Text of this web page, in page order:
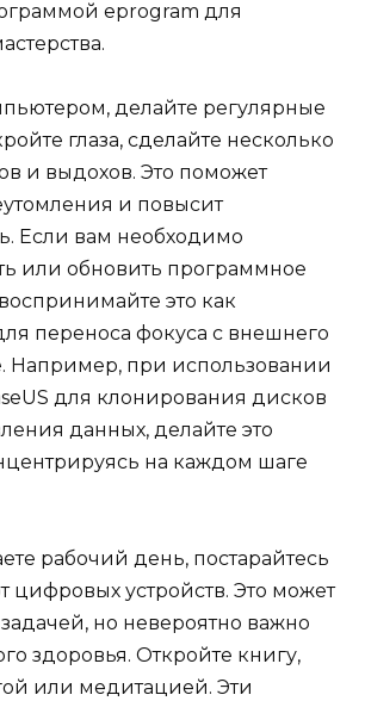
eprogram для
делайте регулярные
глаза, сделайте несколько
и выдохов. Это поможет
и повысит
Если вам необходимо
или обновить программное
это как
переноса фокуса с внешнего
Например, при использовании
для клонирования дисков
данных, делайте это
на каждом шаге
рабочий день, постарайтесь
цифровых устройств. Это может
но невероятно важно
здоровья. Откройте книгу,
или медитацией. Эти